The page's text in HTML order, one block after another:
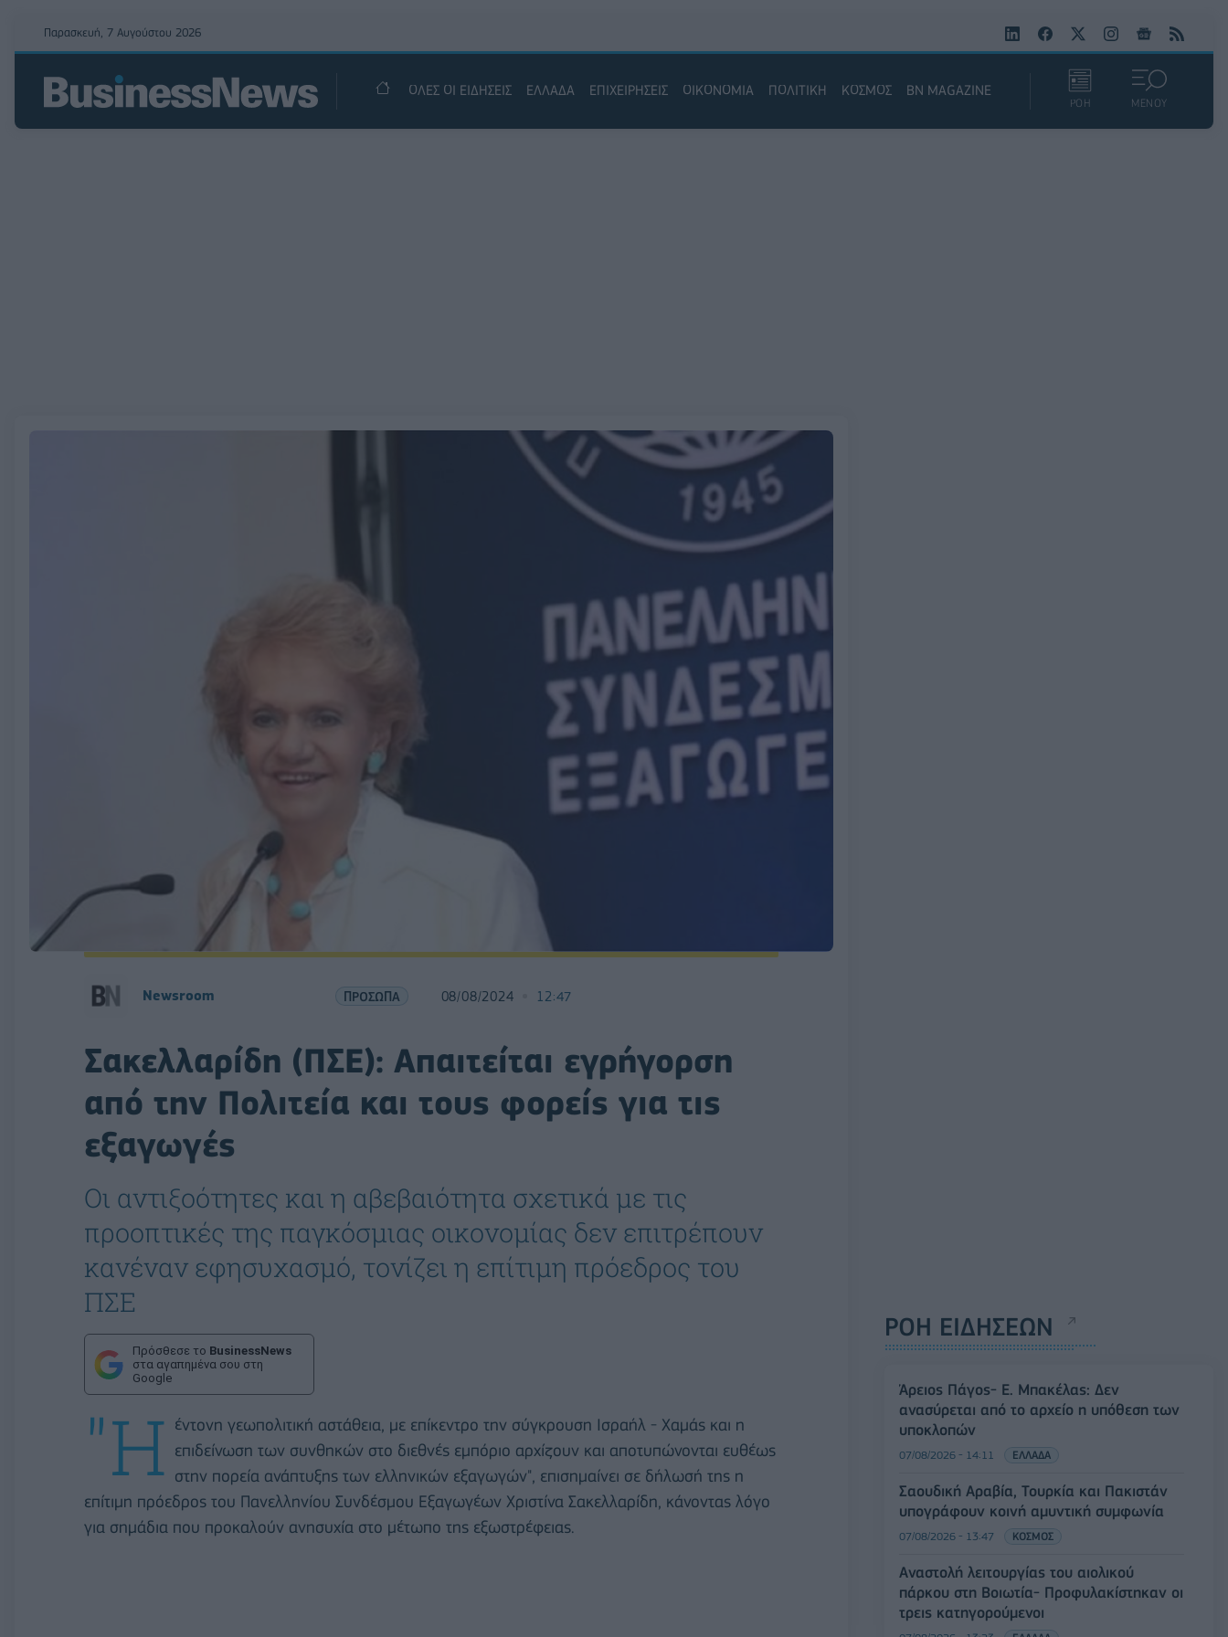
Παρασκευή, 7 Αυγούστου 2026
ΟΛΕΣ ΟΙ ΕΙΔΗΣΕΙΣ ΕΛΛΑΔΑ ΕΠΙΧΕΙΡΗΣΕΙΣ ΟΙΚΟΝΟΜΙΑ ΠΟΛΙΤΙΚΗ ΚΟΣΜΟΣ BN MAGAZINE
ΡΟΗ ΜΕΝΟΥ
Newsroom ΠΡΟΣΩΠΑ 08/08/2024 12:47
Σακελλαρίδη (ΠΣΕ): Απαιτείται εγρήγορση
από την Πολιτεία και τους φορείς για τις
εξαγωγές
Οι αντιξοότητες και η αβεβαιότητα σχετικά με τις
προοπτικές της παγκόσμιας οικονομίας δεν επιτρέπουν
κανέναν εφησυχασμό, τονίζει η επίτιμη πρόεδρος του
ΠΣΕ
Πρόσθεσε το BusinessNews
στα αγαπημένα σου στη
Google
"Η έντονη γεωπολιτική αστάθεια, με επίκεντρο την σύγκρουση Ισραήλ - Χαμάς και η
επιδείνωση των συνθηκών στο διεθνές εμπόριο αρχίζουν και αποτυπώνονται ευθέως
στην πορεία ανάπτυξης των ελληνικών εξαγωγών", επισημαίνει σε δήλωσή της η
επίτιμη πρόεδρος του Πανελληνίου Συνδέσμου Εξαγωγέων Χριστίνα Σακελλαρίδη, κάνοντας λόγο
για σημάδια που προκαλούν ανησυχία στο μέτωπο της εξωστρέφειας.
ΡΟΗ ΕΙΔΗΣΕΩΝ
Άρειος Πάγος- Ε. Μπακέλας: Δεν
ανασύρεται από το αρχείο η υπόθεση των
υποκλοπών
07/08/2026 - 14:11 ΕΛΛΑΔΑ
Σαουδική Αραβία, Τουρκία και Πακιστάν
υπογράφουν κοινή αμυντική συμφωνία
07/08/2026 - 13:47 ΚΟΣΜΟΣ
Αναστολή λειτουργίας του αιολικού
πάρκου στη Βοιωτία- Προφυλακίστηκαν οι
τρεις κατηγορούμενοι